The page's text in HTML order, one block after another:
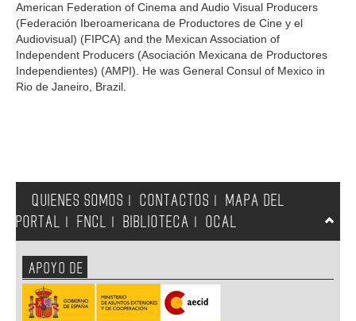
American Federation of Cinema and Audio Visual Producers
(Federación Iberoamericana de Productores de Cine y el
Audiovisual) (FIPCA) and the Mexican Association of
Independent Producers (Asociación Mexicana de Productores
Independientes) (AMPI). He was General Consul of Mexico in
Rio de Janeiro, Brazil.
QUIENES SOMOS CONTACTOS
MAPA DEL
PORTAL
FNCL BIBLIOTECA OCAL
APOYO DE